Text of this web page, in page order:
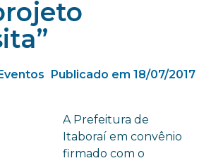
Publicado em 18/07/2017
A Prefeitura de
Itaboraí em convênio
firmado com o